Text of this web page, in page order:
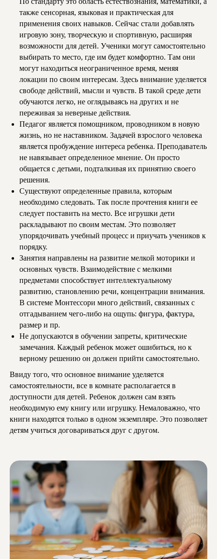
также сенсорная, языковая и практическая для
применения своих навыков. Сейчас стали добавлять
игровую зону, творческую и спортивную, расширяя
возможности для детей. Ученики могут самостоятельно
выбирать то место, где им будет комфортно. Там они
могут находиться неограниченное время, меняя
локации по своим интересам. Здесь внимание уделяется
свободе действий, мысли и чувств. В такой среде дети
обучаются легко, не оглядываясь на других и не
переживая за неверные действия.
Педагог является помощником, проводником в новую
жизнь, но не наставником. Задачей взрослого человека
является пробуждение интереса ребенка. Преподаватель
не навязывает определенное мнение. Он просто
общается с детьми, подталкивая их принятию своего
решения.
Существуют определенные правила, которым
необходимо следовать. Так после прочтения книги ее
следует поставить на место. Все игрушки дети
раскладывают по своим местам. Это позволяет
упорядочивать учебный процесс и приучать учеников к
порядку.
Занятия направлены на развитие мелкой моторики и
основных чувств. Взаимодействие с мелкими
предметами способствует интеллектуальному
развитию, становлению речи, концентрации внимания.
В системе Монтессори много действий, связанных с
отгадыванием чего-либо на ощупь: фигура, фактура,
размер и пр.
Не допускаются в обучении запреты, критические
замечания. Каждый ребенок может ошибиться, но к
верному решению он должен прийти самостоятельно.
Ввиду того, что основное внимание уделяется
самостоятельности, все в комнате располагается в
доступности для детей. Ребенок должен сам взять
необходимую ему книгу или игрушку. Немаловажно, что
книги находятся только в одном экземпляре. Это позволяет
детям учиться договариваться друг с другом.